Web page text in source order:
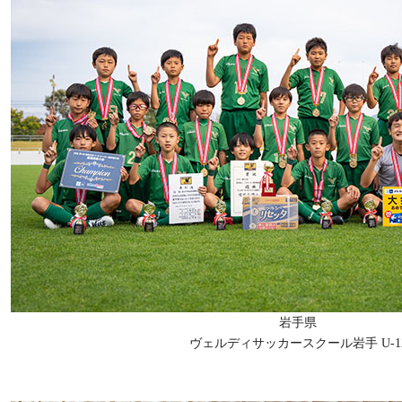
岩手県
ヴェルディサッカースクール岩手 U-